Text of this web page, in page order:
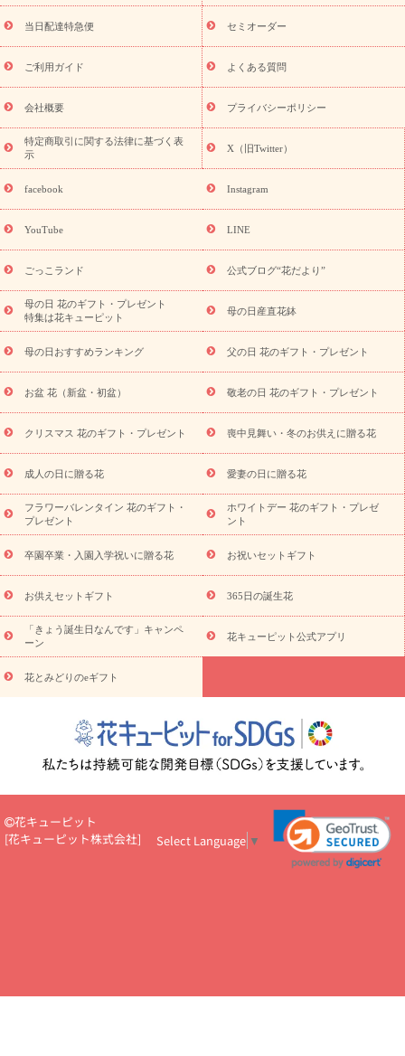
盆・初盆）
お盆 花（新盆・初盆）
お盆・お供え 花とセットギ
フト
お盆・お供え プリザーブドフラワー
ひまわり ギフト・プ
レゼント特集
夏の花贈り・お中元・暑中見舞い 花のギフト特集
敬老の日におくる花ギフト・プレゼント特集
花ギフト・プレゼント特集
敬老の日 花のおすすめランキング
敬
老の日 花鉢植えのギフト・プレゼント特集
敬老の日 花とセットギ
フト・プレゼント特集
敬老の日の花 全てのギフト一覧
キャン
ペーン
映画『ウォーターガーディアンズ』コラボキャンペーン
「きょう誕生日なんです」キャンペーン
誕生日の花を探す
誕生日フラワーギフト 誕生日フラワーギフト特集
9月の誕生花(リンドウ)
ら探す
お祝いの花特集 当日配達特急便 お祝い商品一覧
念日
結婚祝い 出産祝い 退院祝い・快気祝い
寿祝い
プチギフト ペットのお祝いフラワー
供え・お悔やみ商品一覧
お供え・お悔やみの花
四十九日法要以
降に贈る花
通夜・葬儀に贈る花
お供え お花とセットギフト
お供え プリザーブドフラワー
ペットのお供えフラワー
お盆（新
盆・初盆）
その他 お祝い返し お見舞い
お取り寄せギフト
ビジネス用
ご自宅用 観葉植物 ミディ胡蝶蘭
プリザーブ
ドフラワー
スタイルから探す アレンジメント 花束
スタ
ンド花
お祝い お供え・お悔やみ 胡蝶蘭 胡蝶蘭・花鉢
ディ胡蝶蘭・お祝い
ミディ胡蝶蘭・お供え
世界初の青色胡蝶蘭
観葉植物
観葉植物 産直多肉植物
プリザーブドフラワー
お祝い
お供え・お悔やみ 花とセットギフト
セミオーダー
プチギフト（hanamore -ハナモア-）
花とみどりのeギフト
キューピットのeGfit
カラー ピンク イエローオレンジ
レッ
ド
お花の種類 トルコキキョウ
お祝い お祝い・3000円～ お祝い・4000円～
お祝い・
5000円～
お祝い・7000円～ お祝い・ 10000円～
お供え・お
悔やみ
円～
お供え・お悔やみ・
読み物
いのマナー
定年退職祝いのマナー
お祝いを贈るときのマナー・
花キューピットのお祝いコラム一覧
誕生日のお花を「色
彩心理学」で選ぶ方法
結婚祝いの予算相場
出産祝いお役立ち情
ール
新築引っ越し祝いコラム お祝い花のマナー総まとめ
職
場上司や先輩へ贈るお祝い花の正解は？
開店祝いの花 選び方ガイ
あり)
花キューピット×専門家
CO2排出量削減 / SDGsを考える
当日配達特急便 セミオーダー
ご利用ガイド よくある質問
会社概要 プライバシーポリシー
特定商取引に関する法律に基づく表
示
X（旧Twitter）
facebook Instagram
YouTube LINE
ごっこランド 公式ブログ“花だより”
母の日 花のギフト・プレゼント
特集は花キューピット
母の日産直花鉢
母の日おすすめランキング 父の日 花のギフト・プレゼント
お盆 花（新盆・初盆） 敬老の日 花のギフト・プレゼント
クリスマス 花のギフト・プレゼント 喪中見舞い・冬のお供えに贈る花
成人の日に贈る花 愛妻の日に贈る花
フラワーバレンタイン 花のギフト・
プレゼント
ホワイトデー 花のギフト・プレゼ
ント
卒園卒業・入園入学祝いに贈る花 お祝いセットギフト
お供えセットギフト 365日の誕生花
「きょう誕生日なんです」キャンペ
ーン
花キューピット公式アプリ
花とみどりのeギフト
花キューピット
[花キューピット株式会社] Select Language ▼